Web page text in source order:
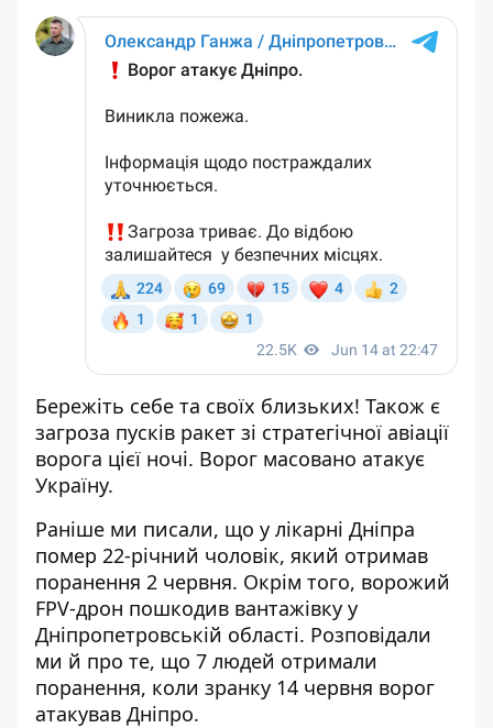
Бережіть себе та своїх близьких! Також є
загроза пусків ракет зі стратегічної авіації
ворога цієї ночі. Ворог масовано атакує
Україну.
Раніше ми писали, що у лікарні Дніпра
помер 22-річний чоловік, який отримав
поранення 2 червня. Окрім того, ворожий
FPV-дрон пошкодив вантажівку у
Дніпропетровській області. Розповідали
ми й про те, що 7 людей отримали
поранення, коли зранку 14 червня ворог
атакував Дніпро.